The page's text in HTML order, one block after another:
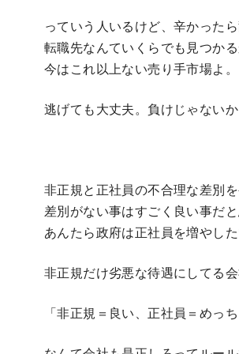
っていう人いるけど、辛かったら
転職先なんていくらでも見つかる
今はこれ以上ない売り手市場よ。
逃げても大丈夫。負けじゃないか
非正規と正社員の不合理な差別を
差別がない事はすごく良い事だと
あんたら政府は正社員を増やし
非正規だけ劣悪な待遇にしてる
「非正規＝良い、正社員＝めっち